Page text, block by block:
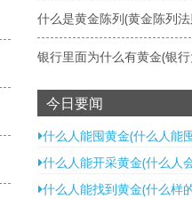
什么是黄金陈列(黄金陈列
银行里面为什么有黄金(银
今日要闻
什么人能囤黄金(什么人能
什么人能开采黄金(什么人
什么人能找到黄金(什么样